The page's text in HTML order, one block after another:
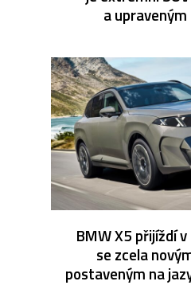
a
BMW X5 přijíždí
se zcela
postaveným na